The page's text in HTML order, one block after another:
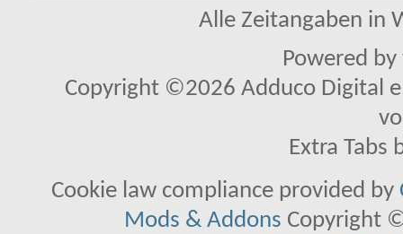
Alle Zeitangaben in
Powered by
Copyright ©2026 Adduco Digital
Extra Tabs
Cookie law compliance provided by
Mods & Addons Copyright